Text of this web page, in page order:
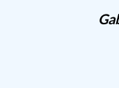
Gabriela